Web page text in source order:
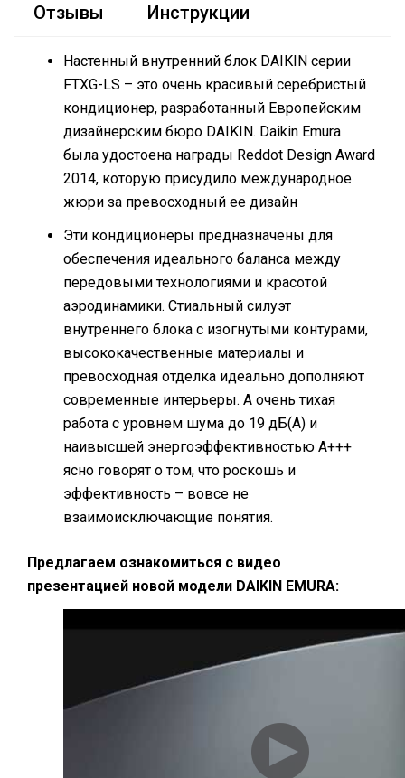
Отзывы Инструкции
Настенный внутренний блок DAIKIN серии
FTXG-LS – это очень красивый серебристый
кондиционер, разработанный Европейским
дизайнерским бюро DAIKIN. Daikin Emura
была удостоена награды Reddot Design Award
2014, которую присудило международное
жюри за превосходный ее дизайн
Эти кондиционеры предназначены для
обеспечения идеального баланса между
передовыми технологиями и красотой
аэродинамики. Стиальный силуэт
внутреннего блока с изогнутыми контурами,
высококачественные материалы и
превосходная отделка идеально дополняют
современные интерьеры. А очень тихая
работа с уровнем шума до 19 дБ(А) и
наивысшей энергоэффективностью А+++
ясно говорят о том, что роскошь и
эффективность – вовсе не
взаимоисключающие понятия.
Предлагаем ознакомиться с видео
презентацией новой модели DAIKIN EMURA: